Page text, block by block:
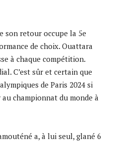
son retour occupe la 5e
de choix. Ouattara
à chaque compétition.
C’est sûr et certain que
de Paris 2024 si
championnat du monde à
a, à lui seul, glané 6